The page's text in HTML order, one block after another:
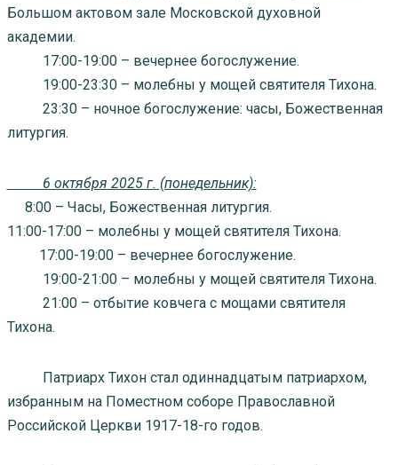
Большом актовом зале Московской духовной
академии.
17:00-19:00 – вечернее богослужение.
19:00-23:30 – молебны у мощей святителя Тихона.
23:30 – ночное богослужение: часы, Божественная
литургия.
6 октября 2025 г. (понедельник):
8:00 – Часы, Божественная литургия.
11:00-17:00 – молебны у мощей святителя Тихона.
17:00-19:00 – вечернее богослужение.
19:00-21:00 – молебны у мощей святителя Тихона.
21:00 – отбытие ковчега с мощами святителя
Тихона.
Патриарх Тихон стал одиннадцатым патриархом,
избранным на Поместном соборе Православной
Российской Церкви 1917-18-го годов.